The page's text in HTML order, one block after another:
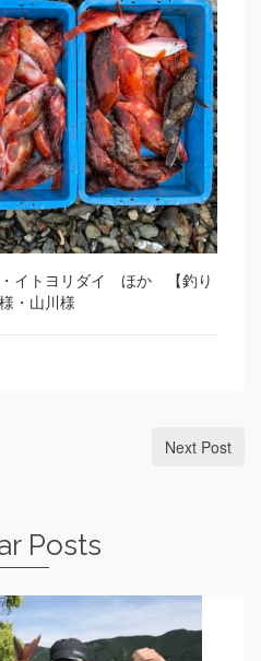
・イトヨリダイ ほか 【釣り
・山川様
Next Post
Posts